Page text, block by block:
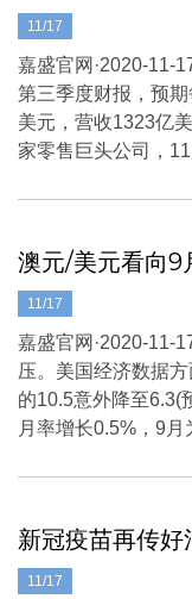
11/17
嘉盛官网·2020-11-
第三季度财报，预
美元，营收1323亿
家零售巨头公司，
11/17
澳元/美元看向9
嘉盛官网·2020-11-
压。美国经济数据
的10.5意外降至6.3(
月率增长0.5%，9
11/17
新冠疫苗再传